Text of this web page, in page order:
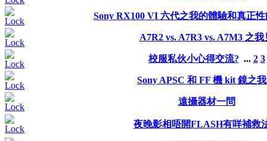
Sony RX100 VI 六代之我的體驗和真正性
A7R2 vs. A7R3 vs. A7M3 之我
校服私伙小心得交流? ... 2 3
Sony APSC 和 FF 機 kit 鏡之
遠攝器材一問
夜晚影相唔開FLASH有咩補救